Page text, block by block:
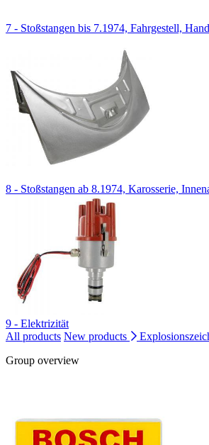
7 - Stoßstangen bis 7.1974, Fahrgestell,
8 - Stoßstangen ab 8.1974, Karosserie,
9 - Elektrizität
All products New products
Group overview